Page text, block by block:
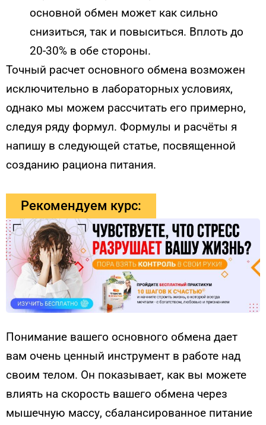
основной обмен может как сильно
снизиться, так и повыситься. Вплоть до
20-30% в обе стороны.
Точный расчет основного обмена возможен
исключительно в лабораторных условиях,
однако мы можем рассчитать его примерно,
следуя ряду формул. Формулы и расчёты я
напишу в следующей статье, посвященной
созданию рациона питания.
Рекомендуем курс:
Понимание вашего основного обмена дает
вам очень ценный инструмент в работе над
своим телом. Он показывает, как вы можете
влиять на скорость вашего обмена через
мышечную массу, сбалансированное питание